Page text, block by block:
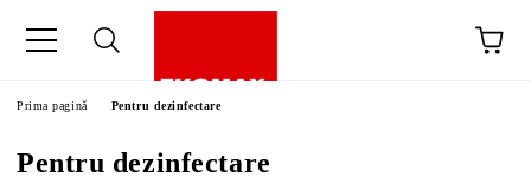
Prima pagină Pentru dezinfectare
Pentru dezinfectare